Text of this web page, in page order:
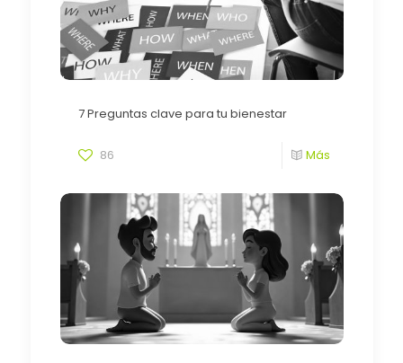
7 Preguntas clave para tu bienestar
86 Más